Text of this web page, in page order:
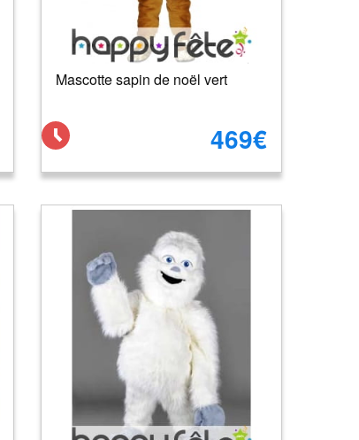
Mascotte sapin de noël vert
469€